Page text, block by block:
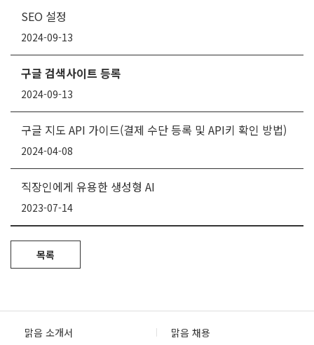
SEO 설정
2024-09-13
구글 검색사이트 등록
2024-09-13
구글 지도 API 가이드(결제 수단 등록 및 API키 확인 방법)
2024-04-08
직장인에게 유용한 생성형 AI
2023-07-14
목록
맑음 소개서 맑음 채용